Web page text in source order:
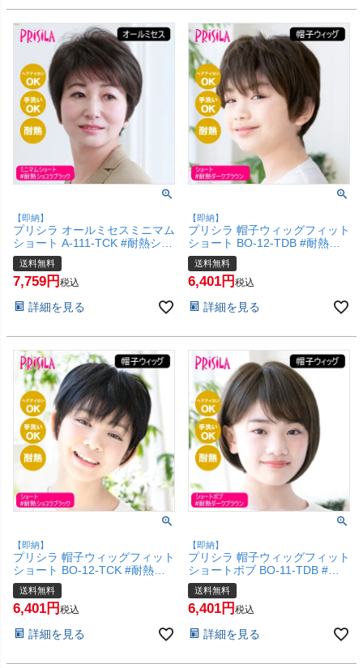
【即納】
プリシラ オールミセスミニマム
ショート A-111-TCK #耐熱ショ
コラブラック 【医療用 フルウ
ィッグ つむじ 人工スキン かつ
ら 和装 シニア 白髪隠し 自然
使用 締め付けない】【宅配便送
送料無料
7,759 税込
詳細を見る
【即納】
プリシラ 帽子ウィッグフィット
ショート BO-12-TDB #耐熱ダ
ークブラウン Sサイズ(約52～
56ccm)【医療用 フルウィッグ
かつら 和装 コスプレ 自然 おし
お手軽 初心者向け ボブ 金属不
料無料】(6057727)
送料無料
6,401 税込
詳細を見る
【即納】
プリシラ 帽子ウィッグフィット
ショート BO-12-TCK #耐熱シ
ョコラブラック Sサイズ(約52
～56ccm)【医療用 フルウィッ
グ かつら 和装 コスプレ 自然
簡単 お手軽 初心者向け ボブ 金
便送料無料】(6057726)
送料無料
6,401 税込
詳細を見る
【即納】
プリシラ 帽子ウィッグフィット
ショートボブ BO-11-TDB #耐
熱ダークブラウン Sサイズ(約
52～56ccm)【医療用 フルウィ
ッグ かつら 和装 コスプレ 自然
簡単 お手軽 初心者向け ボブ 金
便送料無料】(6057725)
送料無料
6,401 税込
詳細を見る